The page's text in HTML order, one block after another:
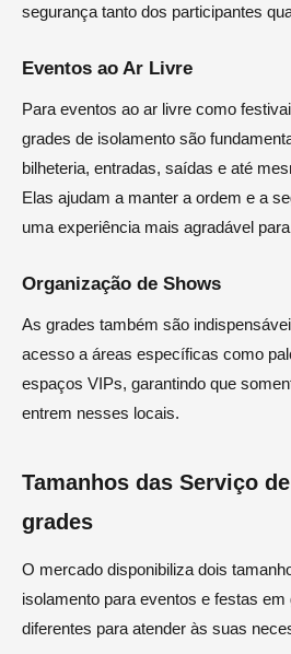
segurança tanto dos participantes
Eventos ao Ar Livre
Para eventos ao ar livre como
grades de isolamento são
bilheteria, entradas, saídas e até
Elas ajudam a manter a ordem e a
uma experiência mais agradável
Organização de Shows
As grades também são
acesso a áreas específicas como
espaços VIPs, garantindo que
entrem nesses locais.
Tamanhos das Serviço
grades
O mercado disponibiliza dois
isolamento para eventos e festas em
diferentes para atender às suas